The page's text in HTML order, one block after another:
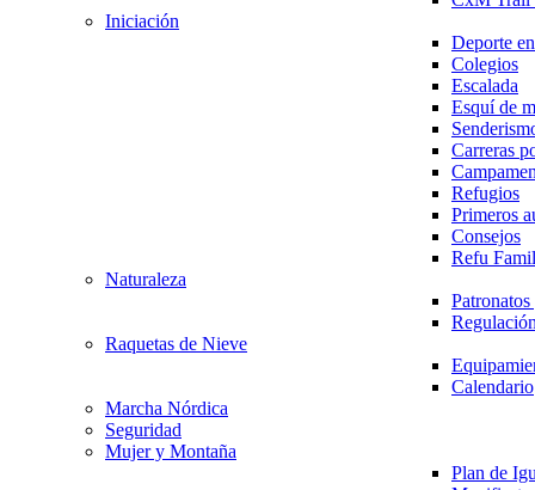
Iniciación
Deporte
Colegios
Escalada
Esquí de
Carreras
Refugios
Primeros
Consejos
Refu
Naturaleza
Raquetas de Nieve
Calendario
Marcha Nórdica
Seguridad
Mujer y Montaña
Plan de